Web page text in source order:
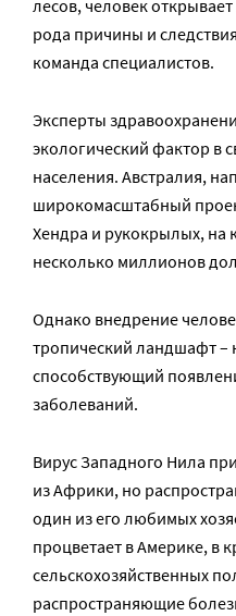
лесов, человек
рода причины и
команда специалистов.
Эксперты
экологический фактор в
населения. Австралия,
широкомасштабный
Хендра и рукокрылых, на
несколько миллионов
Однако внедрение
тропический ландшафт –
способствующий
заболеваний.
Вирус Западного Нила
из Африки, но
один из его любимых
процветает в Америке, в
сельскохозяйственных
распространяющие